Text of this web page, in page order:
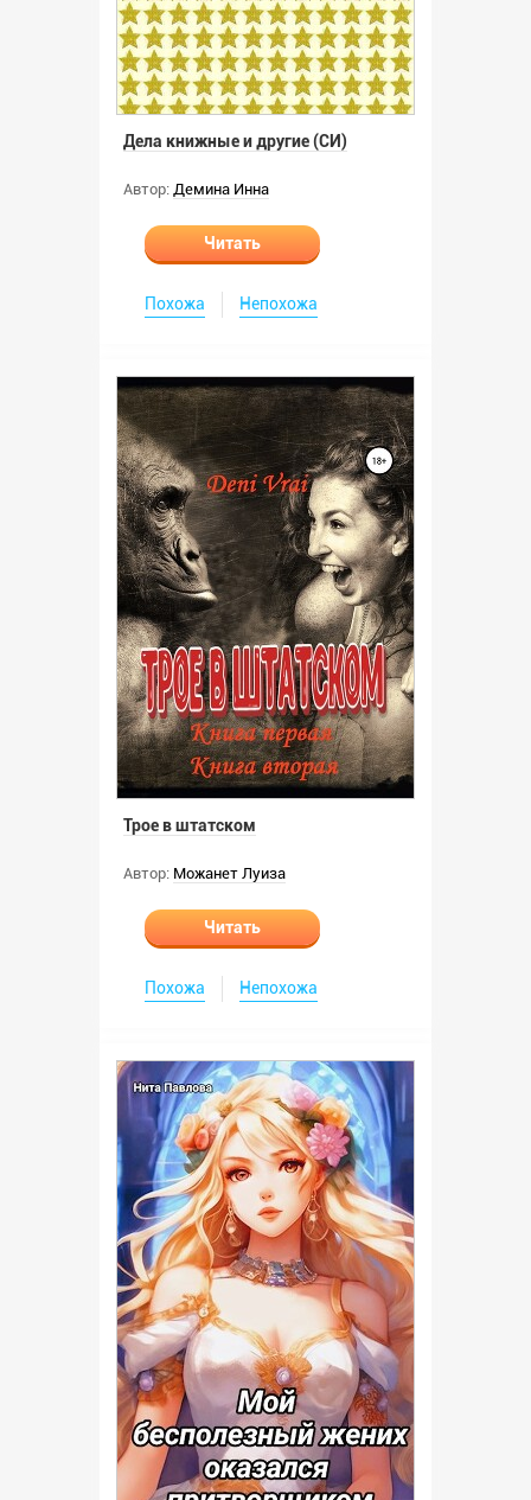
Дела книжные и другие (СИ)
Автор: Демина Инна
Читать
Похожа Непохожа
Трое в штатском
Автор: Можанет Луиза
Читать
Похожа Непохожа